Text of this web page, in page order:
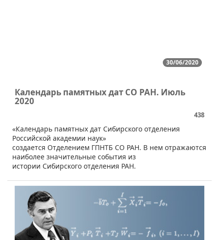
30/06/2020
Календарь памятных дат СО РАН. Июль
2020
438
​​​«Календарь памятных дат Сибирского отделения
Российской академии наук»
создается Отделением ГПНТБ СО РАН. В нем отражаются
наиболее значительные события из
истории Сибирского отделения РАН.